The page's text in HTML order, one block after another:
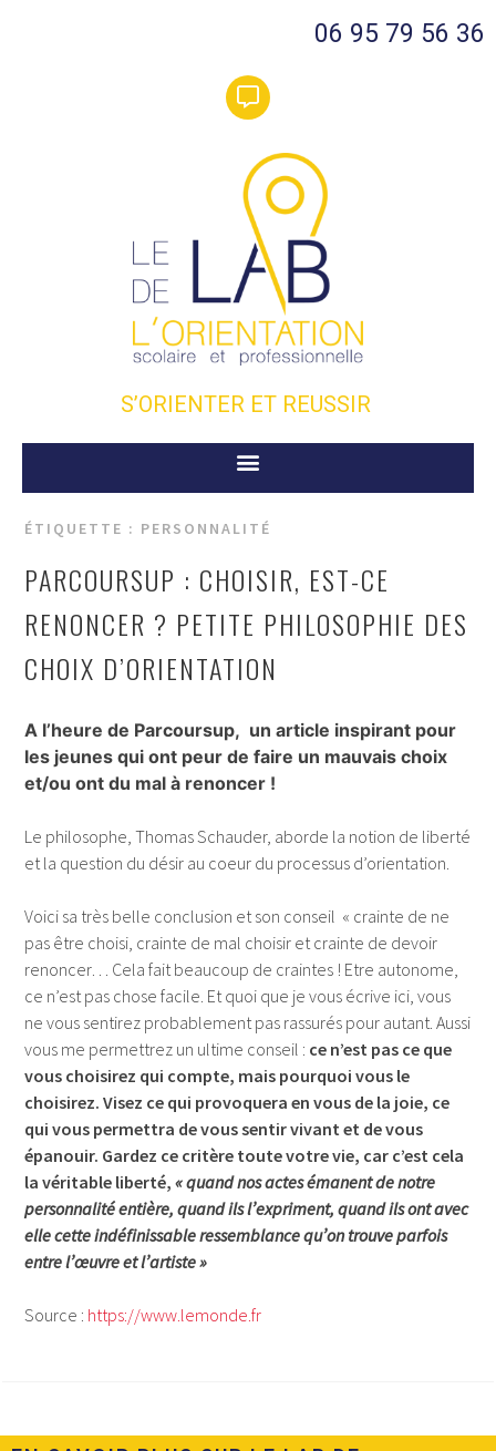
06 95 79 56 36
S’ORIENTER ET REUSSIR
ÉTIQUETTE : PERSONNALITÉ
PARCOURSUP : CHOISIR, EST-CE
RENONCER ? PETITE PHILOSOPHIE DES
CHOIX D’ORIENTATION
A l’heure de Parcoursup, un article inspirant pour
les jeunes qui ont peur de faire un mauvais choix
et/ou ont du mal à renoncer !
Le philosophe, Thomas Schauder, aborde la notion de liberté
et la question du désir au coeur du processus d’orientation.
Voici sa très belle conclusion et son conseil « crainte de ne
pas être choisi, crainte de mal choisir et crainte de devoir
renoncer… Cela fait beaucoup de craintes ! Etre autonome,
ce n’est pas chose facile. Et quoi que je vous écrive ici, vous
ne vous sentirez probablement pas rassurés pour autant. Aussi
vous me permettrez un ultime conseil : ce n’est pas ce que
vous choisirez qui compte, mais pourquoi vous le
choisirez. Visez ce qui provoquera en vous de la joie, ce
qui vous permettra de vous sentir vivant et de vous
épanouir. Gardez ce critère toute votre vie, car c’est cela
la véritable liberté,« quand nos actes émanent de notre
personnalité entière, quand ils l’expriment, quand ils ont avec
elle cette indéfinissable ressemblance qu’on trouve parfois
entre l’œuvre et l’artiste »
Source : https://www.lemonde.fr